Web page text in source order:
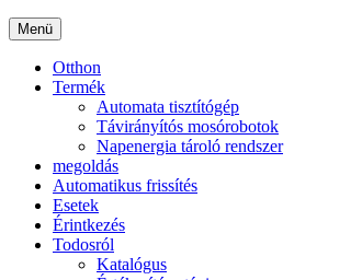
Menü
Otthon
Termék
Automata tisztítógép
Távirányítós mosórobotok
Napenergia tároló rendszer
megoldás
Automatikus frissítés
Esetek
Érintkezés
Todosról
Katalógus